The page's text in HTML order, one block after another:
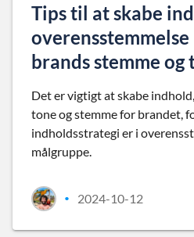
Tips til at skabe
brands stemme og
Det er vigtigt at skabe
tone og stemme for brandet,
indholdsstrategi er i
målgruppe.
• 2024-10-12